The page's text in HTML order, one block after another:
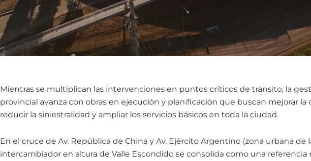
Mientras se multiplican las intervenciones en puntos críticos de tránsito, la
provincial avanza con obras en ejecución y planificación que buscan mejorar la
reducir la siniestralidad y ampliar los servicios básicos en toda la ciudad.
En el cruce de Av. República de China y Av. Ejército Argentino (zona urbana de
intercambiador en altura de Valle Escondido se consolida como una